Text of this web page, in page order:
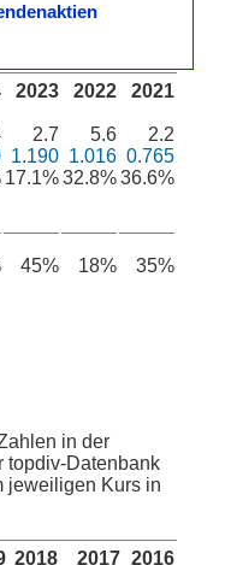
2023
2.7
1.190
17.1%
45%
2022
5.6
1.016
32.8%
18%
2021
2.2
0.765
36.6%
35%
in der
topdiv-Datenbank
jeweiligen Kurs in
2018 2017 2016